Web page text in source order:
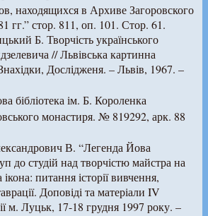
находящихся в Архиве Загоровского
гг.” стор. 811, оп. 101. Стор. 61.
Б. Творчість українського
// Львівська картинна
Дослідженя. – Львів, 1967. –
бібліотека ім. Б. Короленка
монастиря. № 819292, арк. 88
В. “Легенда Йова
до студій над творчістю майстра на
питання історії вивчення,
Доповіді та матеріали IV
м. Луцьк, 17-18 грудня 1997 року. –